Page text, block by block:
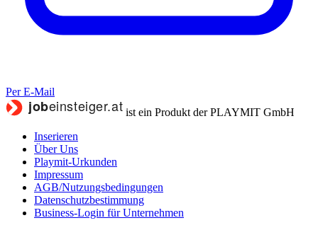
Per E-Mail
ist ein Produkt der PLAYMIT GmbH
Inserieren
Über Uns
Playmit-Urkunden
Impressum
AGB/Nutzungsbedingungen
Datenschutzbestimmung
Business-Login für Unternehmen